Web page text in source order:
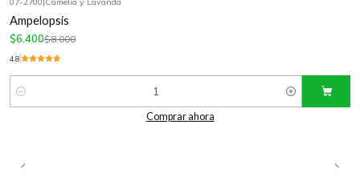
Ampelopsis
$6.400$8.000
4.8
Cantidad
Comprar ahora